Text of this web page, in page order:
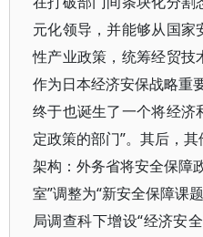
元化领导，并能够从国
性产业政策，统筹经贸技
作为日本经济安保战略重
终于也诞生了一个将经济
定政策的部门”。其后，
架构：外务省将安全保障
室”调整为“新安全保障课
局调查科下增设“经济安